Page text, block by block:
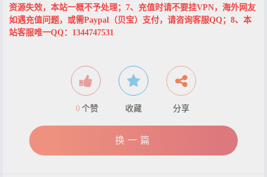
资源失效，本站一概不予处理；7、充值时请不要挂VPN，海外网友
如遇充值问题，或需Paypal（贝宝）支付，请咨询客服QQ；8、本
站客服唯一QQ：1344747531
0 个赞 收藏 分享
换一篇